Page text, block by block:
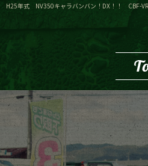
H25年式 NV350キャラバンバン！DX！！ CBF-